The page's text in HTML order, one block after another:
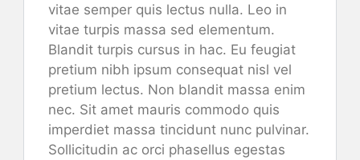
vitae semper quis lectus nulla. Leo in
vitae turpis massa sed elementum.
Blandit turpis cursus in hac. Eu feugiat
pretium nibh ipsum consequat nisl vel
pretium lectus. Non blandit massa enim
nec. Sit amet mauris commodo quis
imperdiet massa tincidunt nunc pulvinar.
Sollicitudin ac orci phasellus egestas